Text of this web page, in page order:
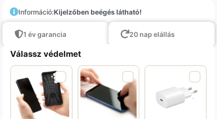
Információ:Kijelzőben beégés látható!
1 év garancia 20 nap elállás
Válassz védelmet